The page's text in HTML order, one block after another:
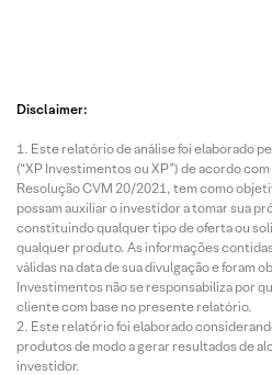
Disclaimer:
Este relatório de análise foi elaborado
(“XP Investimentos ou XP”) de acordo
Resolução CVM 20/2021, tem como
possam auxiliar o investidor a tomar sua
constituindo qualquer tipo de oferta ou
qualquer produto. As informações
válidas na data de sua divulgação e foram
Investimentos não se responsabiliza por
cliente com base no presente relatório.
Este relatório foi elaborado
produtos de modo a gerar resultados de
investidor.